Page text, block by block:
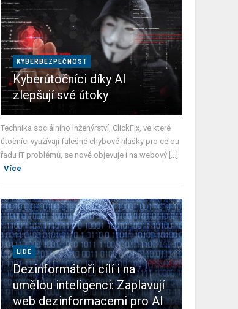
KYBERBEZPEČNOST
Kyberútočníci díky AI
zlepšují své útoky
Technika sociálního inženýrství, ClickFix, ve které
útočníci využívají falešné chybové hlášky pro celou
řadu IT problémů, se nově objevuje i na webový [...]
Více
LIDÉ
Dezinformátoři cílí i na
umělou inteligenci: Zaplavují
web dezinformacemi pro AI